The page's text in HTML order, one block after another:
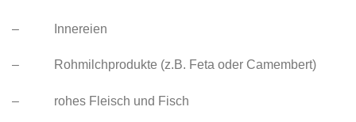
– Innereien
– Rohmilchprodukte (z.B. Feta oder Camembert)
– rohes Fleisch und Fisch